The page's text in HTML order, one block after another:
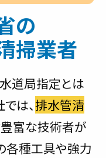
の
掃業者
道局指定とは
は、排水管清
富な技術者が
各種工具や強力